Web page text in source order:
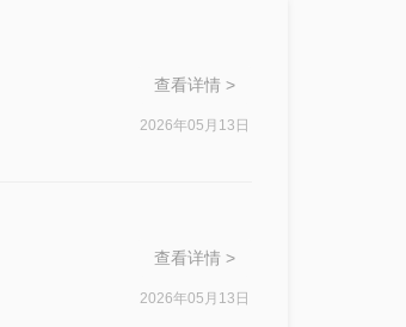
查看详情 >
2026年05月13日
查看详情 >
2026年05月13日